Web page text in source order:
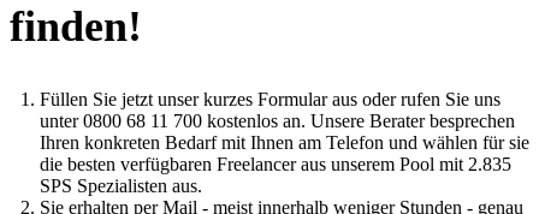
finden!
Füllen Sie jetzt unser kurzes Formular aus oder rufen Sie uns
unter 0800 68 11 700 kostenlos an. Unsere Berater besprechen
Ihren konkreten Bedarf mit Ihnen am Telefon und wählen für sie
die besten verfügbaren Freelancer aus unserem Pool mit 2.835
SPS Spezialisten aus.
Sie erhalten per Mail - meist innerhalb weniger Stunden - genau